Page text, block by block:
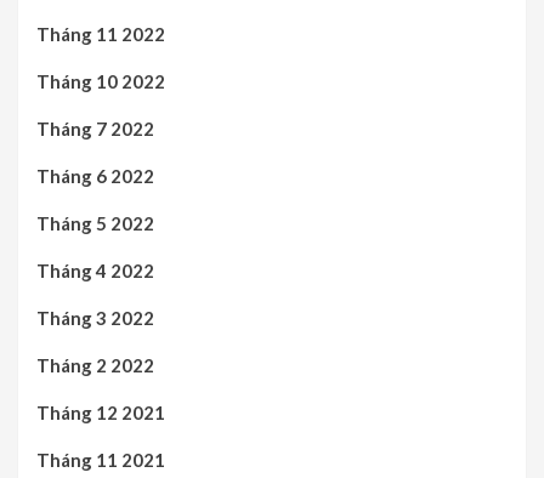
Tháng 11 2022
Tháng 10 2022
Tháng 7 2022
Tháng 6 2022
Tháng 5 2022
Tháng 4 2022
Tháng 3 2022
Tháng 2 2022
Tháng 12 2021
Tháng 11 2021